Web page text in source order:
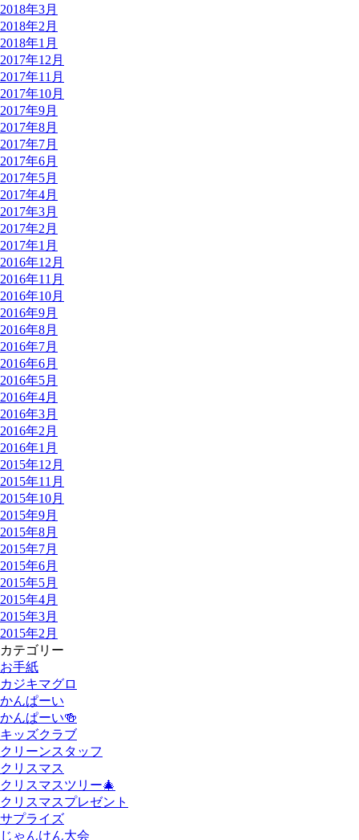
2018年3月
2018年2月
2018年1月
2017年12月
2017年11月
2017年10月
2017年9月
2017年8月
2017年7月
2017年6月
2017年5月
2017年4月
2017年3月
2017年2月
2017年1月
2016年12月
2016年11月
2016年10月
2016年9月
2016年8月
2016年7月
2016年6月
2016年5月
2016年4月
2016年3月
2016年2月
2016年1月
2015年12月
2015年11月
2015年10月
2015年9月
2015年8月
2015年7月
2015年6月
2015年5月
2015年4月
2015年3月
2015年2月
カテゴリー
お手紙
カジキマグロ
かんぱーい
かんぱーい🍻
キッズクラブ
クリーンスタッフ
クリスマス
クリスマスツリー🎄
クリスマスプレゼント
サプライズ
じゃんけん大会